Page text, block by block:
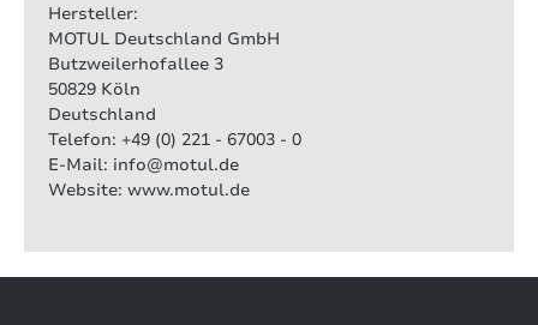
Hersteller:
MOTUL Deutschland GmbH
Butzweilerhofallee 3
50829 Köln
Deutschland
Telefon: +49 (0) 221 - 67003 - 0
E-Mail: info@motul.de
Website: www.motul.de